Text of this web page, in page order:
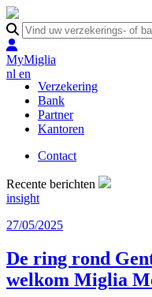
MyMiglia
nl en
Verzekering
Bank
Partner
Kantoren
Contact
Recente berichten
insight
27/05/2025
De ring rond
welkom Miglia